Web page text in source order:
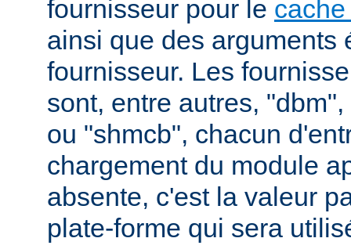
fournisseur pour le
ainsi que des arguments
fournisseur. Les
sont, entre autres,
ou "shmcb", chacun
chargement du module
absente, c'est la valeur
plate-forme qui sera